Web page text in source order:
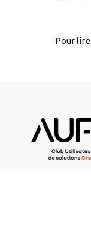
Pour